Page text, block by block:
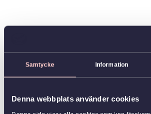
Samtycke Information
Denna webbplats använder cookies